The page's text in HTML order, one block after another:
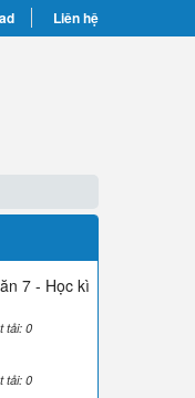
Liên hệ
7 - Học kì
tải: 0
tải: 0